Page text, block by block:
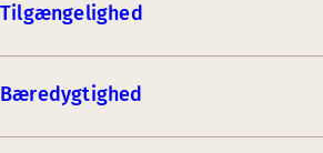
Tilgængelighed
Bæredygtighed